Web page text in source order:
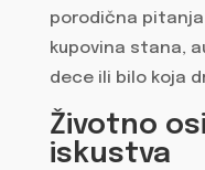
porodična
kupovina stana,
dece ili bilo koja
Životno
iskustva